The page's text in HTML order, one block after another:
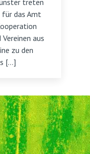
treten
für das Amt
aus
zu den
[…]